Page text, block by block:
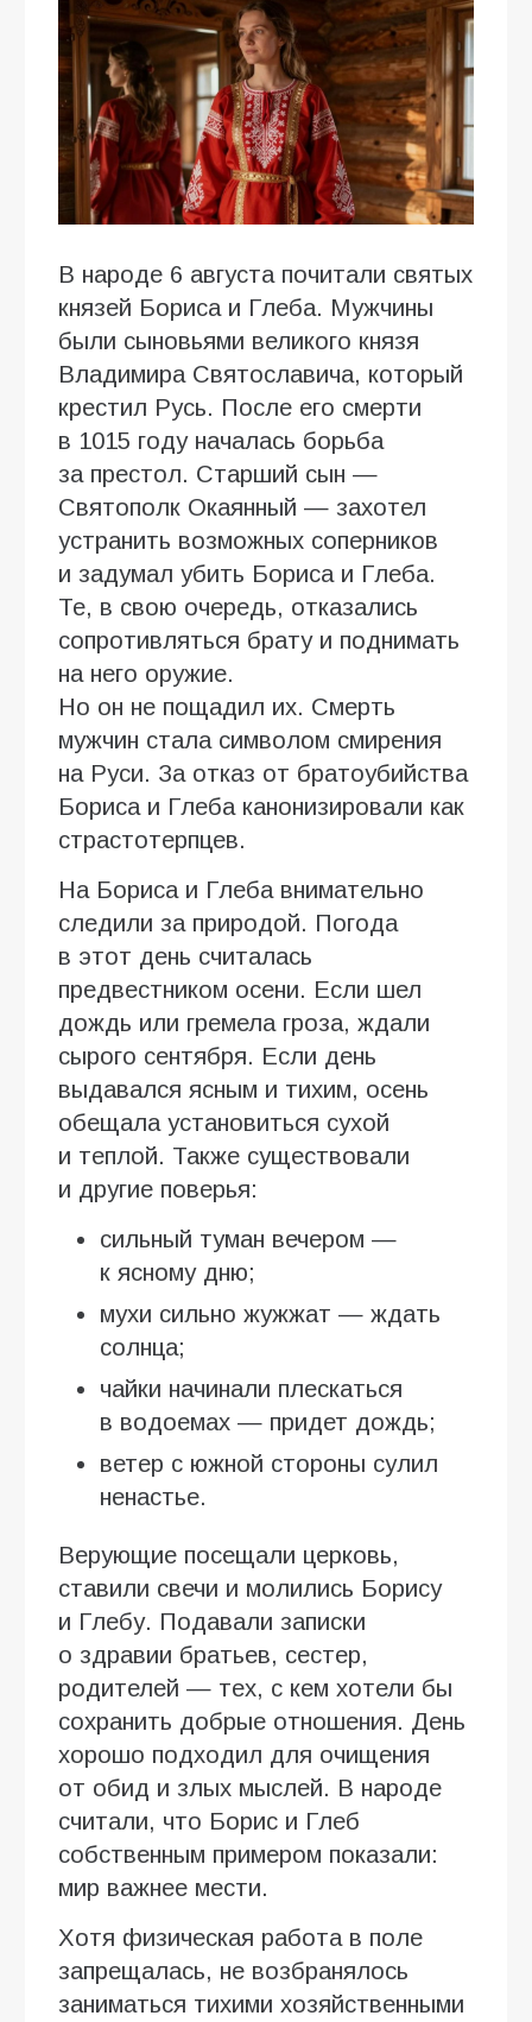
В народе 6 августа почитали святых
князей Бориса и Глеба. Мужчины
были сыновьями великого князя
Владимира Святославича, который
крестил Русь. После его смерти
в 1015 году началась борьба
за престол. Старший сын —
Святополк Окаянный — захотел
устранить возможных соперников
и задумал убить Бориса и Глеба.
Те, в свою очередь, отказались
сопротивляться брату и поднимать
на него оружие.
Но он не пощадил их. Смерть
мужчин стала символом смирения
на Руси. За отказ от братоубийства
Бориса и Глеба канонизировали как
страстотерпцев.
На Бориса и Глеба внимательно
следили за природой. Погода
в этот день считалась
предвестником осени. Если шел
дождь или гремела гроза, ждали
сырого сентября. Если день
выдавался ясным и тихим, осень
обещала установиться сухой
и теплой. Также существовали
и другие поверья:
сильный туман вечером —
к ясному дню;
мухи сильно жужжат — ждать
солнца;
чайки начинали плескаться
в водоемах — придет дождь;
ветер с южной стороны сулил
ненастье.
Верующие посещали церковь,
ставили свечи и молились Борису
и Глебу. Подавали записки
о здравии братьев, сестер,
родителей — тех, с кем хотели бы
сохранить добрые отношения. День
хорошо подходил для очищения
от обид и злых мыслей. В народе
считали, что Борис и Глеб
собственным примером показали:
мир важнее мести.
Хотя физическая работа в поле
запрещалась, не возбранялось
заниматься тихими хозяйственными